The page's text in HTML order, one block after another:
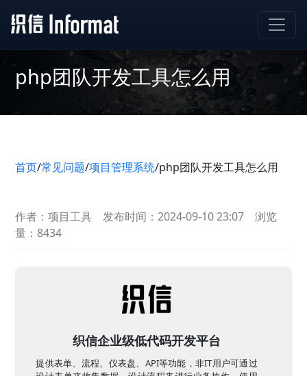
php团队开发工具怎么用
首页/常见问题/项目管理系统/php团队开发工具怎么用
作者：项目工具 发布时间：2024-09-10 23:07
浏览
量：8434
织信企业级低代码开发平台
提供表单、流程、仪表盘、API等功能，非IT用户可通过